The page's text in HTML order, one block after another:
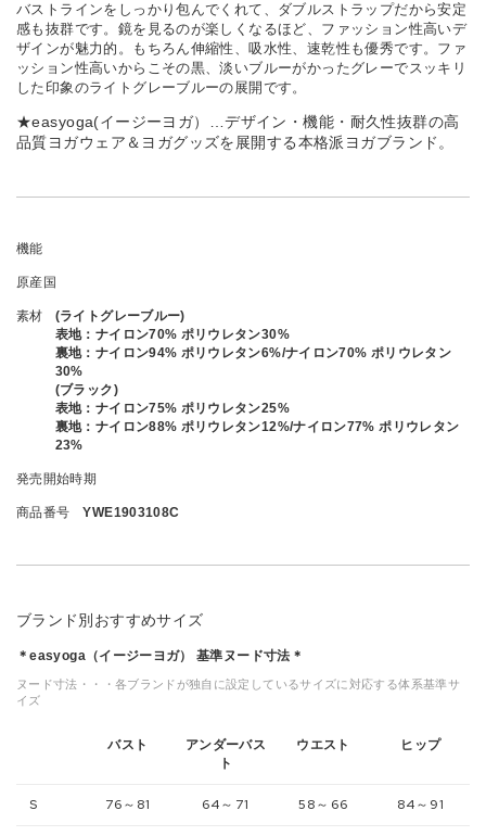
バストラインをしっかり包んでくれて、ダブルストラップだから安定
感も抜群です。鏡を見るのが楽しくなるほど、ファッション性高いデ
ザインが魅力的。もちろん伸縮性、吸水性、速乾性も優秀です。ファ
ッション性高いからこその黒、淡いブルーがかったグレーでスッキリ
した印象のライトグレーブルーの展開です。
★easyoga(イージーヨガ）…デザイン・機能・耐久性抜群の高
品質ヨガウェア＆ヨガグッズを展開する本格派ヨガブランド。
機能
原産国
素材
(ライトグレーブルー)
表地：ナイロン70% ポリウレタン30%
裏地：ナイロン94% ポリウレタン6%/ナイロン70% ポリウレタン
30%
(ブラック)
表地：ナイロン75% ポリウレタン25%
裏地：ナイロン88% ポリウレタン12%/ナイロン77% ポリウレタン
23%
発売開始時期
商品番号 YWE1903108C
ブランド別おすすめサイズ
＊easyoga（イージーヨガ） 基準ヌード寸法＊
ヌード寸法・・・各ブランドが独自に設定しているサイズに対応する体系基準サ
イズ
バスト
アンダーバス
ト
ウエスト ヒップ
S 76～81 64～71 58～66 84～91